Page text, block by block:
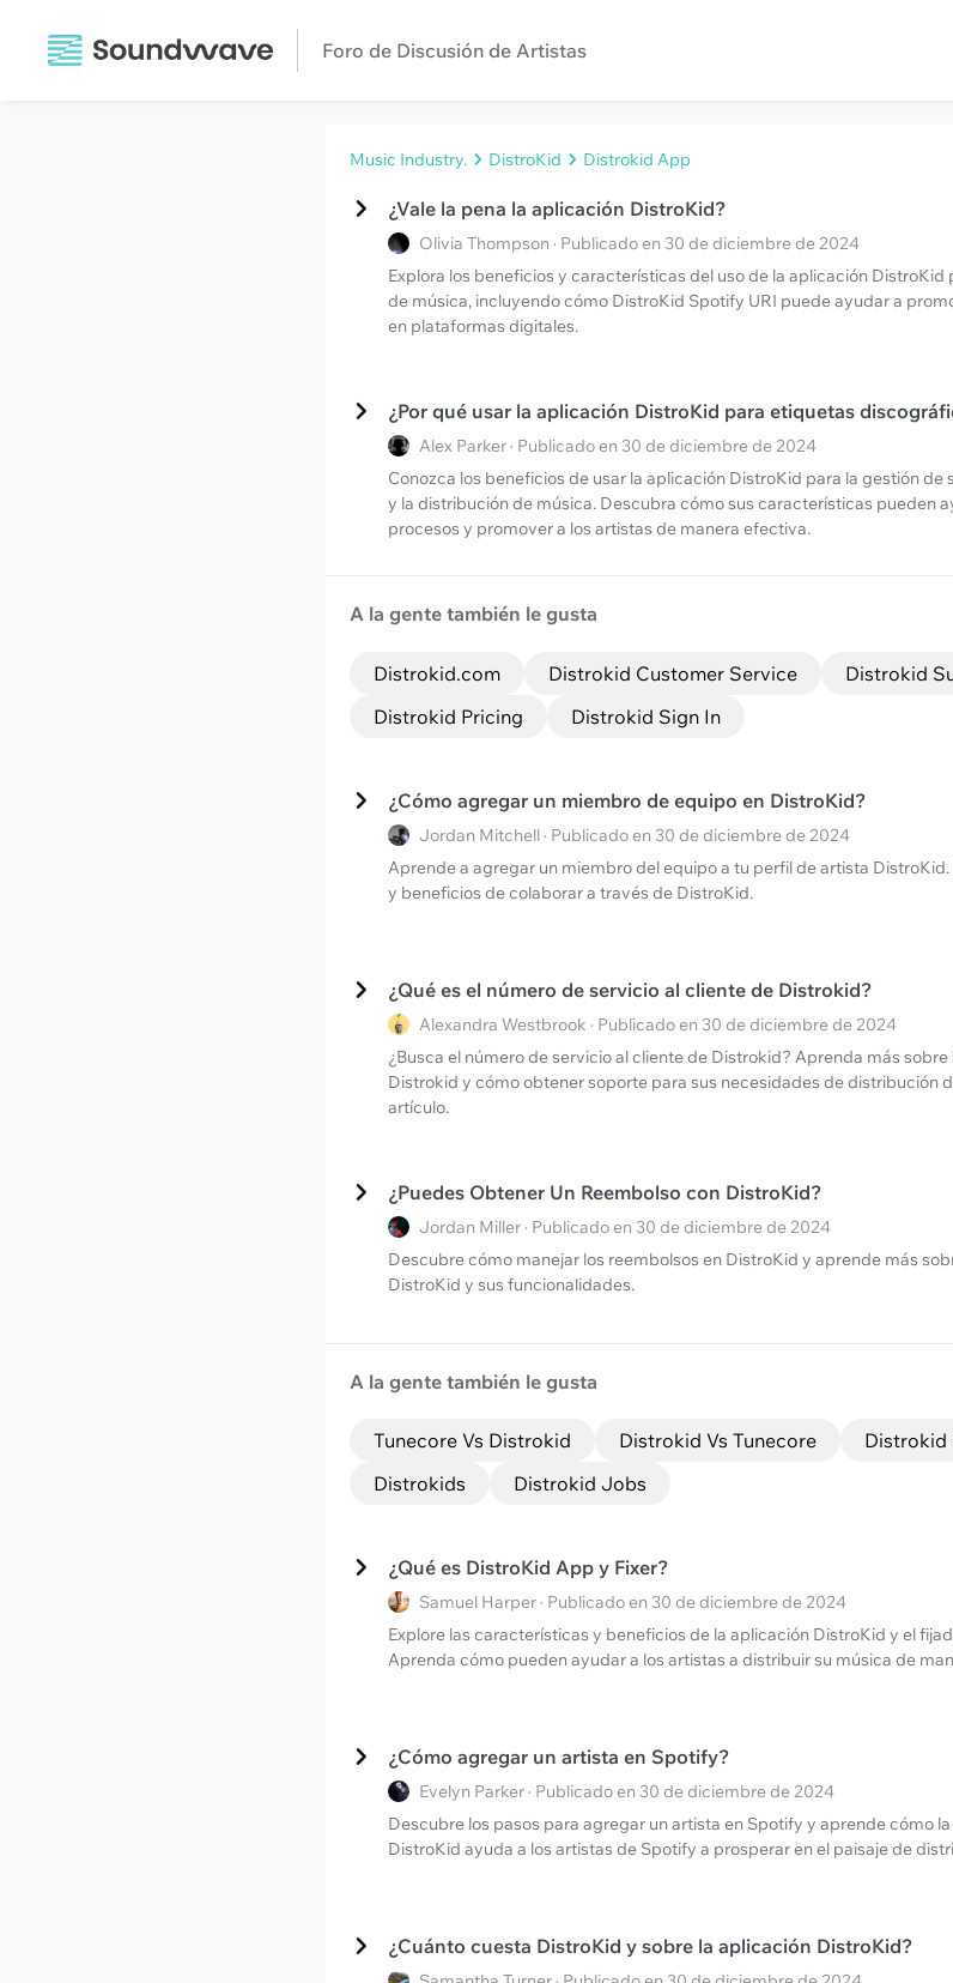
Foro de Discusión de Artistas
Music Industry. DistroKid Distrokid App
¿Vale la pena la aplicación DistroKid?
Olivia Thompson · Publicado en 30 de diciembre de 2024
Explora los beneficios y características del uso de la aplicación DistroKid
de música, incluyendo cómo DistroKid Spotify URI puede ayudar a
en plataformas digitales.
¿Por qué usar la aplicación DistroKid para etiquetas
Alex Parker · Publicado en 30 de diciembre de 2024
Conozca los beneficios de usar la aplicación DistroKid para la gestión de
y la distribución de música. Descubra cómo sus características pueden
procesos y promover a los artistas de manera efectiva.
A la gente también le gusta
Distrokid.com Distrokid Customer Service Distrokid
Distrokid Pricing
Distrokid Sign In
¿Cómo agregar un miembro de equipo en DistroKid?
Jordan Mitchell · Publicado en 30 de diciembre de 2024
Aprende a agregar un miembro del equipo a tu perfil de artista
y beneficios de colaborar a través de DistroKid.
¿Qué es el número de servicio al cliente de Distrokid?
Alexandra Westbrook · Publicado en 30 de diciembre de 2024
¿Busca el número de servicio al cliente de Distrokid? Aprenda más
Distrokid y cómo obtener soporte para sus necesidades de distribución
artículo.
¿Puedes Obtener Un Reembolso con DistroKid?
Jordan Miller · Publicado en 30 de diciembre de 2024
Descubre cómo manejar los reembolsos en DistroKid y aprende más
DistroKid y sus funcionalidades.
A la gente también le gusta
Tunecore Vs Distrokid Distrokid Vs Tunecore Distrokid
Distrokids
Distrokid Jobs
¿Qué es DistroKid App y Fixer?
Samuel Harper · Publicado en 30 de diciembre de 2024
Explore las características y beneficios de la aplicación DistroKid y el
Aprenda cómo pueden ayudar a los artistas a distribuir su música de
¿Cómo agregar un artista en Spotify?
Evelyn Parker · Publicado en 30 de diciembre de 2024
Descubre los pasos para agregar un artista en Spotify y aprende cómo
DistroKid ayuda a los artistas de Spotify a prosperar en el paisaje de
¿Cuánto cuesta DistroKid y sobre la aplicación DistroKid?